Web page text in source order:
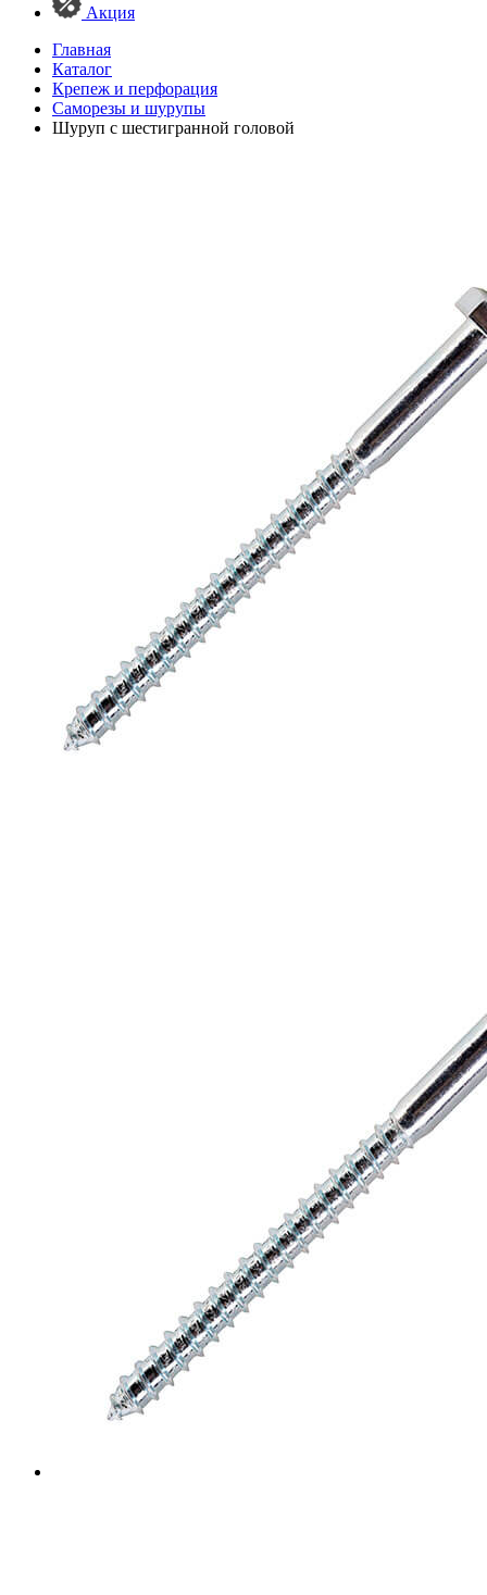
Акция
Главная
Каталог
Крепеж и перфорация
Саморезы и шурупы
Шуруп с шестигранной головой